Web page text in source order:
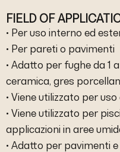
FIELD OF
• Per uso interno ed
• Per pareti o pavimenti
• Adatto per fughe da 1
ceramica, gres
• Viene utilizzato per
• Viene utilizzato per
applicazioni in aree
• Adatto per pavimenti